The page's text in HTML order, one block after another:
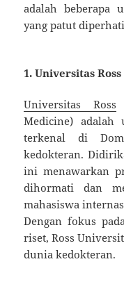
adalah beberapa
yang patut
1.Universitas Ross
Universitas Ross
Medicine) adalah
terkenal di
kedokteran.
ini menawarkan
dihormati dan
mahasiswa
Dengan fokus
riset, Ross
dunia kedokteran.